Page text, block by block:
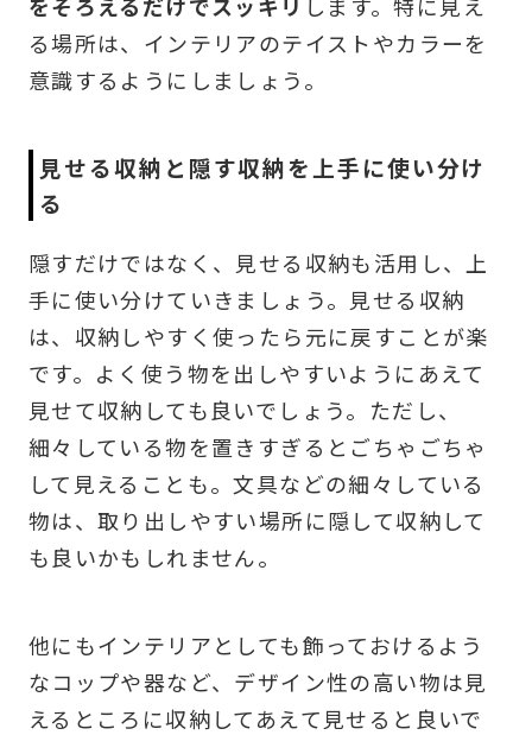
をそろえるだけでスッキリ します。特に見え
る場所は、インテリアのテイストやカラーを
意識するようにしましょう。
見せる収納と隠す収納を上手に使い分け
る
隠すだけではなく、見せる収納も活用し、上
手に使い分けていきましょう。見せる収納
は、収納しやすく使ったら元に戻すことが楽
です。よく使う物を出しやすいようにあえて
見せて収納しても良いでしょう。ただし、
細々している物を置きすぎるとごちゃごちゃ
して見えることも。文具などの細々している
物は、取り出しやすい場所に隠して収納して
も良いかもしれません。
他にもインテリアとしても飾っておけるよう
なコップや器など、デザイン性の高い物は見
えるところに収納してあえて見せると良いで